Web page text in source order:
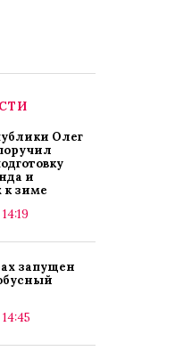
Олег
и
к зиме
запущен